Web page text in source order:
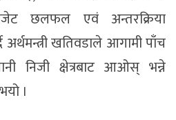
छलफल एवं अन्तरक्रिया
अर्थमन्त्री खतिवडाले आगामी पाँच
निजी क्षेत्रबाट आओस् भन्ने
।